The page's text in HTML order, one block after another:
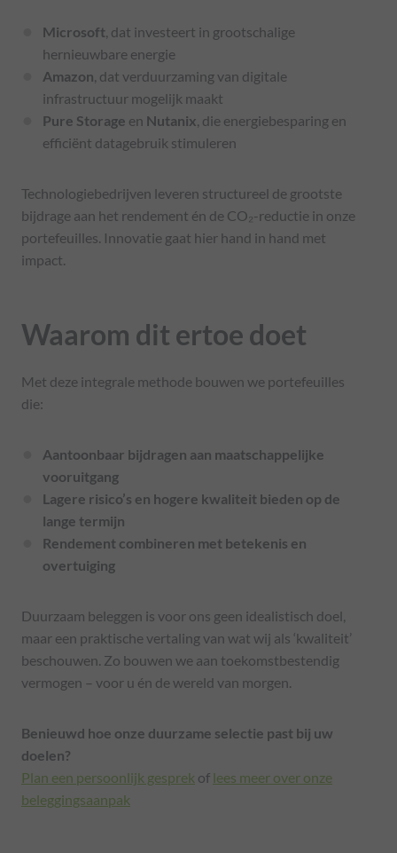
Microsoft, dat investeert in grootschalige
hernieuwbare energie
Amazon, dat verduurzaming van digitale
infrastructuur mogelijk maakt
Pure Storage en Nutanix, die energiebesparing en
efficiënt datagebruik stimuleren
Technologiebedrijven leveren structureel de grootste
bijdrage aan het rendement én de CO₂-reductie in onze
portefeuilles. Innovatie gaat hier hand in hand met
impact.
Waarom dit ertoe doet
Met deze integrale methode bouwen we portefeuilles
die:
Aantoonbaar bijdragen aan maatschappelijke
vooruitgang
Lagere risico’s en hogere kwaliteit bieden op de
lange termijn
Rendement combineren met betekenis en
overtuiging
Duurzaam beleggen is voor ons geen idealistisch doel,
maar een praktische vertaling van wat wij als ‘kwaliteit’
beschouwen. Zo bouwen we aan toekomstbestendig
vermogen – voor u én de wereld van morgen.
Benieuwd hoe onze duurzame selectie past bij uw
doelen?
Plan een persoonlijk gesprek of lees meer over onze
beleggingsaanpak